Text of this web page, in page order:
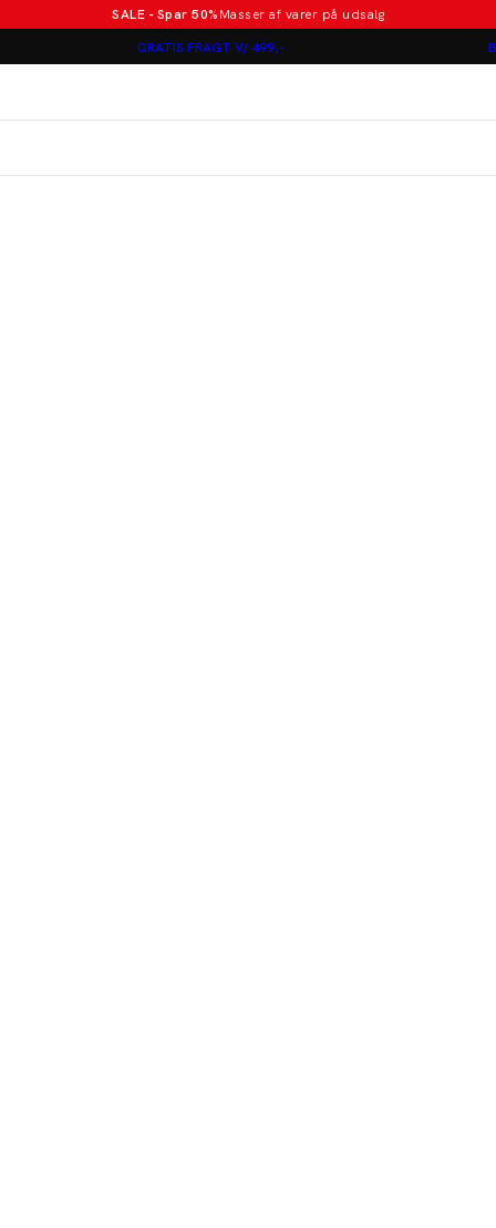
SALE - Spar 50%Masser af varer på udsalg
GRATIS FRAGT V/ 499,-Poloer i nye farver
Jakkesæt fra 1499 kr.
Lindbergh